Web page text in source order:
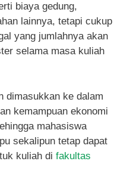
biaya gedung,
lainnya, tetapi cukup
yang jumlahnya akan
selama masa kuliah
dimasukkan ke dalam
kemampuan ekonomi
mahasiswa
sekalipun tetap dapat
kuliah di fakultas